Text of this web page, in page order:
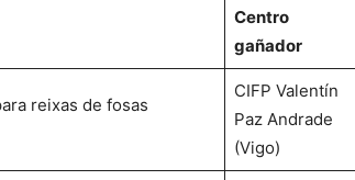
Centro
gañador
reixas de fosas
CIFP Valentín
Paz Andrade
(Vigo)